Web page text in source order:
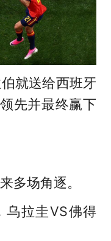
就送给西班牙
先并最终赢下
多场角逐。
乌拉圭VS佛得